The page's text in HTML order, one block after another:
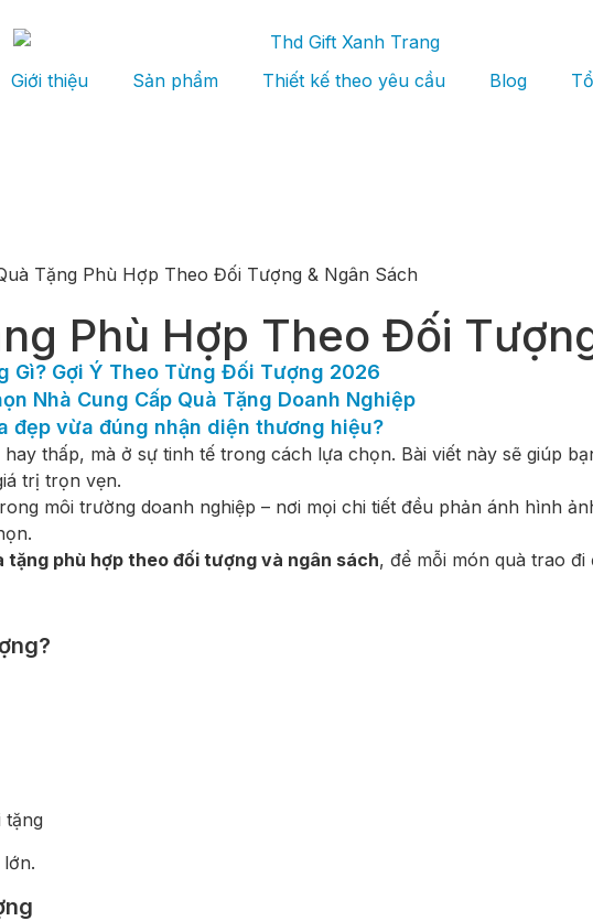
Giới thiệu Sản phẩm Thiết kế theo yêu cầu Blog
Tặng Phù Hợp Theo Đối Tượng & Ngân Sách
Phù Hợp Theo Đối
Gì? Gợi Ý Theo Từng Đối Tượng 2026
Nhà Cung Cấp Quà Tặng Doanh Nghiệp
đẹp vừa đúng nhận diện thương hiệu?
thấp, mà ở sự tinh tế trong cách lựa chọn. Bài viết này sẽ giúp
trị trọn vẹn.
môi trường doanh nghiệp – nơi mọi chi tiết đều phản ánh hình
tặng phù hợp theo đối tượng và ngân sách, để mỗi món quà trao
tặng